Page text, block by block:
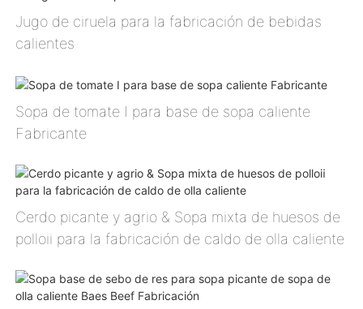
Jugo de ciruela para la fabricación de bebidas
calientes
Sopa de tomate Ⅰ para base de sopa caliente
Fabricante
Cerdo picante y agrio & Sopa mixta de huesos de
polloⅱ para la fabricación de caldo de olla caliente